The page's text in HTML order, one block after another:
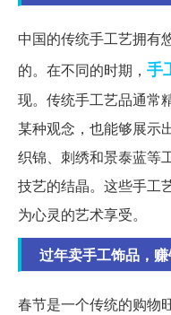
中国的传统手工艺拥有
的。在不同的时期， 手
现。传统手工艺品通常
某种观念，也能够展示
织锦、刺绣和景泰蓝等
技艺的结晶。这些手工
为心灵的艺术享受。
过年卖手工饰品，
春节是一个传统的购物